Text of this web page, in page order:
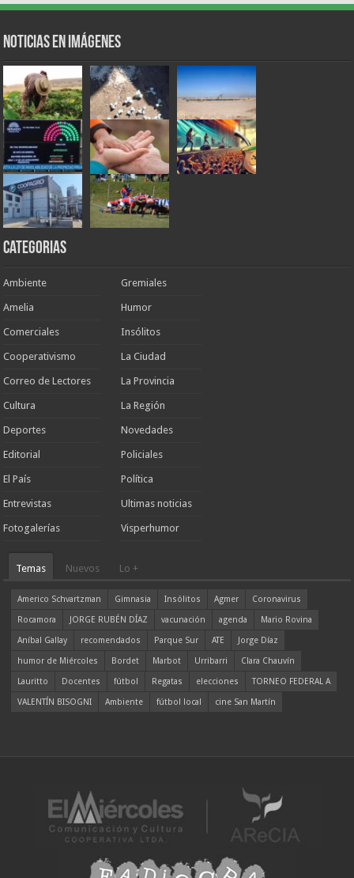
Noticias en Imágenes
Categorias
Ambiente
Amelia
Comerciales
Cooperativismo
Correo de Lectores
Cultura
Deportes
Editorial
El País
Entrevistas
Fotogalerías
Gremiales
Humor
Insólitos
La Ciudad
La Provincia
La Región
Novedades
Policiales
Política
Ultimas noticias
Visperhumor
Temas Nuevos Lo +
Americo Schvartzman Gimnasia Insólitos Agmer
Coronavirus
Rocamora
JORGE RUBÉN DÍAZ vacunación agenda
Mario Rovina
Aníbal Gallay
recomendados Parque Sur ATE
Jorge Díaz
humor de Miércoles
Bordet Marbot Urribarri
Clara Chauvín
Lauritto
Docentes fútbol Regatas elecciones
TORNEO FEDERAL A
VALENTÍN BISOGNI
Ambiente fútbol local cine San Martín